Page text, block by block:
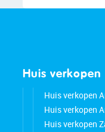
Huis verkopen
Huis verkopen
Huis verkopen
Huis verkopen